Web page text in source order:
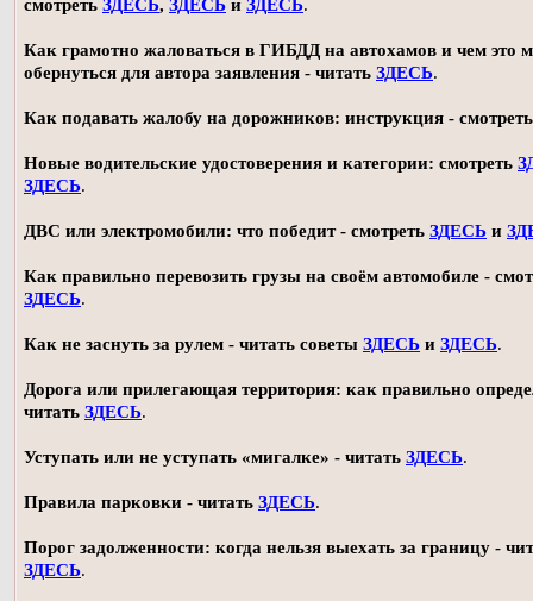
смотреть ЗДЕСЬ, ЗДЕСЬ и ЗДЕСЬ.
Как грамотно жаловаться в ГИБДД на автохамов и чем это
обернуться для автора заявления - читать ЗДЕСЬ.
Как подавать жалобу на дорожников: инструкция -
Новые водительские удостоверения и категории: смотреть
ЗДЕСЬ.
ДВС или электромобили: что победит - смотреть ЗДЕСЬ и
Как правильно перевозить грузы на своём автомобиле -
ЗДЕСЬ.
Как не заснуть за рулем - читать советы ЗДЕСЬ и ЗДЕСЬ.
Дорога или прилегающая территория: как правильно
читать ЗДЕСЬ.
Уступать или не уступать «мигалке» - читать ЗДЕСЬ.
Правила парковки - читать ЗДЕСЬ.
Порог задолженности: когда нельзя выехать за границу -
ЗДЕСЬ.